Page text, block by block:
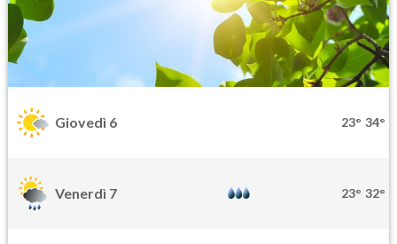
Giovedì 6 23° 34°
Venerdì 7 23° 32°